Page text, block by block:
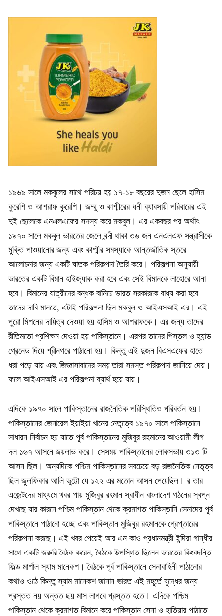
১৯৬৯ সালে মকবুলের সাথে পরিচয় হয় ১৭-১৮ বছরের দুজন ছেলে হাসিম
কুরেশি ও আশরাফ কুরেশি। জম্মু ও কাশ্মীরের ধনী ব্যাবসায়ী পরিবারের এই
দুই ছেলেকে এনএলএফের সদস্য করে মকবুল। এর একবছর পর অর্থাৎ
১৯৭০ সালে মকবুল ভারতের জেলে বন্দী থাকা ৩৬ জন এনএলএফ সন্ত্রাসীকে
মুক্তি পাওয়ানোর জন্য এবং কাশ্মীর সমস্যাকে আন্তর্জাতিক স্তরে
আলোচনার জন্য একটি ঘাতক পরিকল্পনা তৈরি করে। পরিকল্পনা অনুযায়ী
ভারতের একটি বিমান হাইজ্যাক করা হবে এবং সেই বিমানকে লাহোরে আনা
হবে। বিমানের যাত্রীদের বন্ধক বানিয়ে ভারত সরকারকে বাধ্য করা হবে
তাদের দাবি মানতে, এটাই পরিকল্পনা ছিল মকবুল ও আইএসআই এর। এই
পুরো মিশনের দায়িত্ব দেওয়া হয় হাসিম ও আশরাফকে। এর জন্য তাদের
রীতিমতো প্রশিক্ষন দেওয়া হয় পাকিস্তানে। এরপর তাদের পিস্তল ও হ্যান্ড
গ্রেনেড দিয়ে শ্রীনগরে পাঠানো হয়। কিন্তু এই দুজন বিএসএফের হাতে
ধরা পড়ে যায় এবং জিজ্ঞাসাবাদের সময় তারা সমস্ত পরিকল্পনা জানিয়ে দেয়।
ফলে আইএসআই এর পরিকল্পনা ব্যার্থ হয়ে যায়।
এদিকে ১৯৭০ সালে পাকিস্তানের রাজনৈতিক পরিস্থিতিও পরিবর্তন হয়।
পাকিস্তানের জেনারেল ইয়াইয়া খানের নেতৃত্বে ১৯৭০ সালে পাকিস্তানে
সাধারন নির্বাচন হয় যাতে পূর্ব পাকিস্তানের মুজিবুর রহমানের আওয়ামী লীগ
দল ১৬৭ আসনে জয়লাভ করে। সেসময় পাকিস্তানের লোকসভায় ৩১৩ টি
আসন ছিল। অন্যদিকে পশ্চিম পাকিস্তানের সবচেয়ে বড় রাজনৈতিক নেতৃত্ব
ছিল জুলফিকার আলি ভুট্টো যে ১২২ এর মতোন আসন পেয়েছিল। র তার
এজেন্টদের মাধ্যমে খবর পায় মুজিবুর রহমান স্বাধীন বাংলাদেশ গঠনের স্বপ্ন
দেখছে যার কারনে পশ্চিম পাকিস্তান থেকে ক্রমাগত পাকিস্তানি সেনাদের পূর্ব
পাকিস্তানে পাঠানো হচ্ছে এবং পাকিস্তান মুজিবুর রহমানকে গ্রেপ্তারের
পরিকল্পনা করছে। এই খবর পেয়েই আর এন কাও প্রধানমন্ত্রী ইন্দিরা গান্ধীর
সাথে একটি জরুরি বৈঠক করেন, বৈঠকে উপস্থিত ছিলেন ভারতের কিংবদন্তি
ফিল্ড মার্শাল স্যাম মানেকশ। বৈঠকে পূর্ব পাকিস্তানে সেনাবাহিনী পাঠানোর
কথাও ওঠে কিন্তু স্যাম মানেকশ জানান ভারত এই মহূর্তে যুদ্ধের জন্য
প্রস্তত নয় অন্তত ছয় মাস লাগবে প্রস্তত হতে। এদিকে পশ্চিম
পাকিস্তান থেকে ক্রমাগত বিমানে করে পাকিস্তান সেনা ও হাতিয়ার পাঠাতে